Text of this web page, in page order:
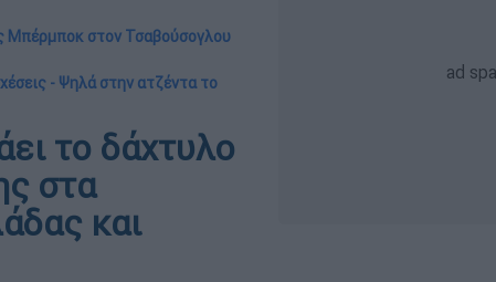
Μπέρμποκ στον Τσαβούσογλου
- Ψηλά στην ατζέντα το
το δάχτυλο
στα
και